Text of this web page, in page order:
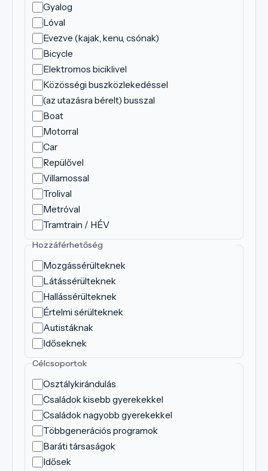
Gyalog
Lóval
Evezve (kajak, kenu, csónak)
Bicycle
Elektromos biciklivel
Közösségi buszközlekedéssel
(az utazásra bérelt) busszal
Boat
Motorral
Car
Repülővel
Villamossal
Trolival
Metróval
Tramtrain / HÉV
Hozzáférhetőség
Mozgássérülteknek
Látássérülteknek
Hallássérülteknek
Értelmi sérülteknek
Autistáknak
Időseknek
Célcsoportok
Osztálykirándulás
Családok kisebb gyerekekkel
Családok nagyobb gyerekekkel
Többgenerációs programok
Baráti társaságok
Idősek